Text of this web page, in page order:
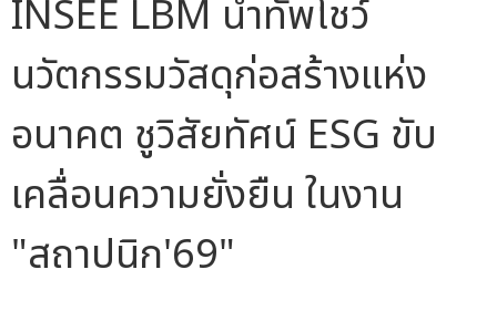
INSEE LBM นำทัพโชว์
นวัตกรรมวัสดุก่อสร้างแห่ง
อนาคต ชูวิสัยทัศน์ ESG ขับ
เคลื่อนความยั่งยืน ในงาน
"สถาปนิก'69"